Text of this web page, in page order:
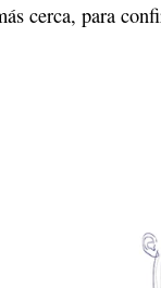
cerca, para